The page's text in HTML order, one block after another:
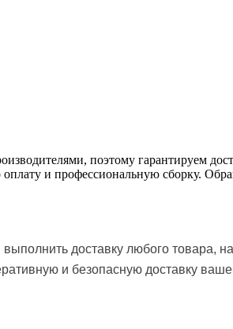
поэтому гарантируем
оплату и профессиональную сборку.
доставку любого товара,
и безопасную доставку